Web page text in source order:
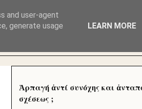
Ἁρπαγή ἀντί συνόχης και
σχέσεως ;
and user-agent
generate usage
LEARN MORE